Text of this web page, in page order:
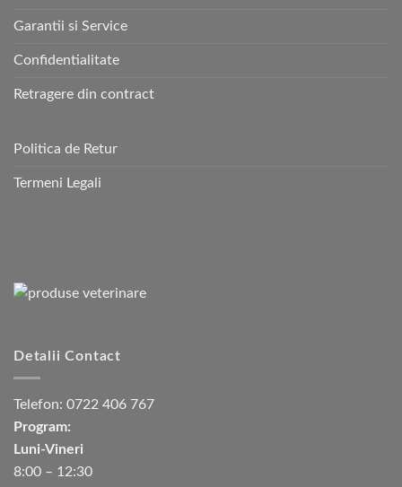
Garantii si Service
Confidentialitate
Retragere din contract
Politica de Retur
Termeni Legali
Detalii Contact
Telefon: 0722 406 767
Program:
Luni-Vineri
8:00 – 12:30